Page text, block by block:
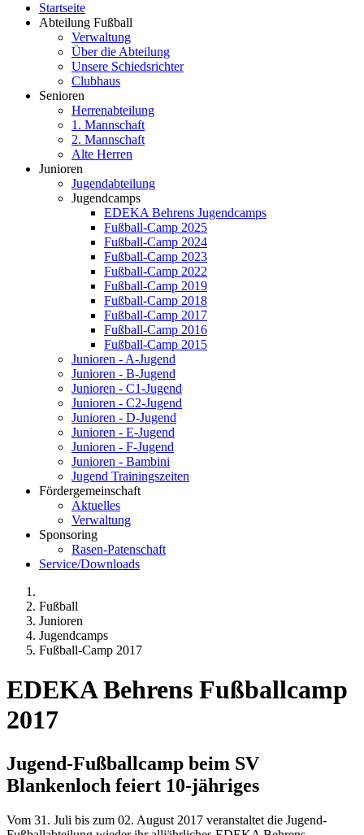
Startseite
Abteilung Fußball
Verwaltung
Über die Abteilung
Unsere Schiedsrichter
Clubhaus
Senioren
Herrenabteilung
1. Mannschaft
2. Mannschaft
Alte Herren
Junioren
Jugendabteilung
Jugendcamps
EDEKA Behrens Jugendcamps
Fußball-Camp 2025
Fußball-Camp 2024
Fußball-Camp 2023
Fußball-Camp 2022
Fußball-Camp 2019
Fußball-Camp 2018
Fußball-Camp 2017
Fußball-Camp 2016
Fußball-Camp 2015
Junioren - A-Jugend
Junioren - B-Jugend
Junioren - C1-Jugend
Junioren - C2-Jugend
Junioren - D-Jugend
Junioren - E-Jugend
Junioren - F-Jugend
Junioren - Bambini
Jugend Trainingszeiten
Fördergemeinschaft
Aktuelles
Verwaltung
Sponsoring
Rasen-Patenschaft
Service/Downloads
Fußball
Junioren
Jugendcamps
Fußball-Camp 2017
EDEKA Behrens Fußballcamp
2017
Jugend-Fußballcamp beim SV
Blankenloch feiert 10-jähriges
Vom 31. Juli bis zum 02. August 2017 veranstaltet die Jugend-